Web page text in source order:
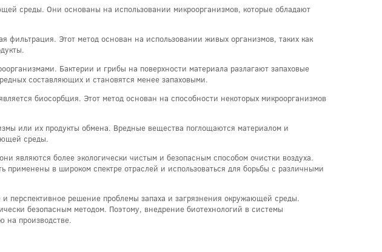
среды. Они основаны на использовании микроорганизмов, которые обладают
Этот метод основан на использовании живых организмов, таких как
Бактерии и грибы на поверхности материала разлагают запаховые
составляющих и становятся менее запаховыми.
биосорбция. Этот метод основан на способности некоторых микроорганизмов
или их продукты обмена. Вредные вещества поглощаются материалом и
среды.
являются более экологически чистым и безопасным способом очистки воздуха.
в широком спектре отраслей и использоваться для борьбы с различными
перспективное решение проблемы запаха и загрязнения окружающей среды.
безопасным методом. Поэтому, внедрение биотехнологий в системы
на производстве.